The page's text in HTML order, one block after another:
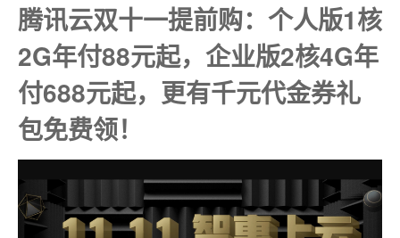
腾讯云双十一提前购：个人版1核
2G年付88元起，企业版2核4G年
付688元起，更有千元代金券礼
包免费领！